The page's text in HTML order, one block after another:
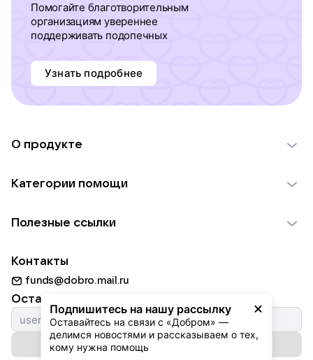
Помогайте благотворительным
организациям увереннее
поддерживать подопечных
Узнать подробнее
Подпишитесь на нашу рассылку
Оставайтесь на связи с «Добром» —
делимся новостями и рассказываем о тех,
кому нужна помощь
О продукте
Использование материалов
Для НКО
Партнерам
Категории помощи
Пожилым
Животным
Природе
Культуре
Фондам
Полезные ссылки
Добрый день
Истории
Автоплатежи
Контакты
funds@dobro.mail.ru
Оставайтесь с нами
Подписаться на рассылку